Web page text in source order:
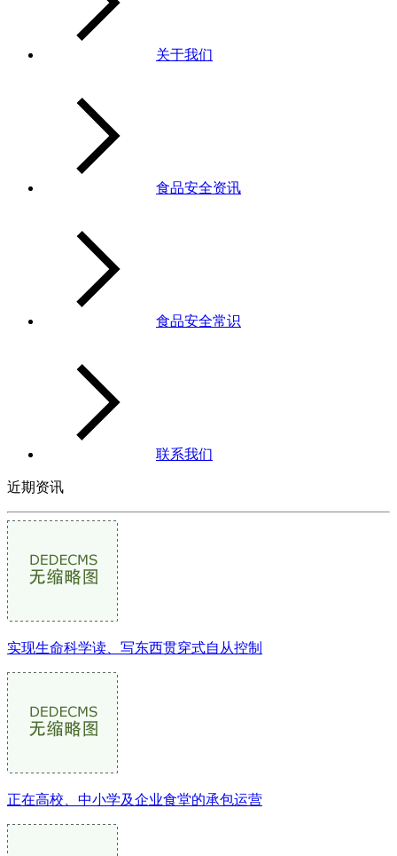
关于我们
食品安全资讯
食品安全常识
联系我们
近期资讯
实现生命科学读、写东西贯穿式自从控制
正在高校、中小学及企业食堂的承包运营